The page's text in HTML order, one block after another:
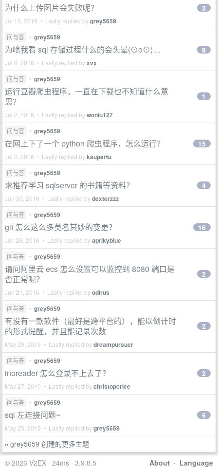
为什么上传图片会失败呢？
Jul 10, 2016 • Lastly replied bygrey5659
3
问与答 • grey5659
为啥我看 sql 存储过程什么的会头晕(⊙o⊙)…
Jul 6, 2016 • Lastly replied byxvx
8
问与答 • grey5659
运行豆瓣爬虫程序，一直在下载也不知道什么意
思？
Jul 2, 2016 • Lastly replied bywoniu127
1
问与答 • grey5659
在网上下了一个 python 爬虫程序，怎么运行？
Jul 2, 2016 • Lastly replied byksupertu
15
问与答 • grey5659
求推荐学习 sqlserver 的书籍等资料？
Jun 30, 2016 • Lastly replied bydexterzzz
4
问与答 • grey5659
git 怎么这么多莫名其妙的变更？
Jun 28, 2016 • Lastly replied byaprikyblue
16
问与答 • grey5659
请问阿里云 ecs 怎么设置可以监控到 8080 端口是
否正常呢？
Jun 21, 2016 • Lastly replied byodirus
2
问与答 • grey5659
有没有一款软件（最好是跨平台的），能以倒计时
的形式提醒，并且能记录次数
May 29, 2016 • Lastly replied bydreampursuer
2
问与答 • grey5659
inoreader 怎么登录不上去了？
May 27, 2016 • Lastly replied bychristoperlee
2
问与答 • grey5659
sql 左连接问题~
May 25, 2016 • Lastly replied bygrey5659
6
» grey5659 创建的更多主题
About · Language
© 2026 V2EX · 24ms · 3.9.8.5